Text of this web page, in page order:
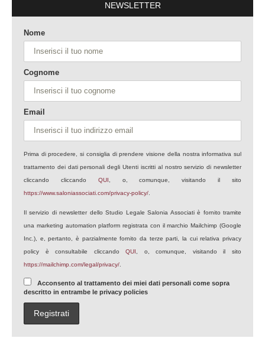
NEWSLETTER
Nome
Cognome
Email
Prima di procedere, si consiglia di prendere visione della nostra informativa sul
trattamento dei dati personali degli Utenti iscritti al nostro servizio di newsletter
cliccando cliccando QUI , o, comunque, visitando il sito
https://www.saloniassociati.com/privacy-policy/
Il servizio di newsletter dello Studio Legale Salonia Associati è fornito tramite
una marketing automation platform registrata con il marchio Mailchimp (Google
Inc.), e, pertanto, è parzialmente fornito da terze parti, la cui relativa privacy
policy è consultabile cliccandoQUI
, o, comunque, visitando il sito
https://mailchimp.com/legal/privacy/
Acconsento al trattamento dei miei dati personali come sopra
descritto in entrambe le privacy policies